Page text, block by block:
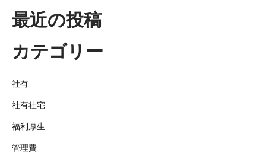
最近の投稿
カテゴリー
社有
社有社宅
福利厚生
管理費